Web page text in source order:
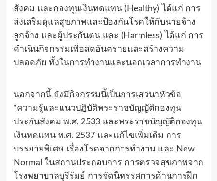
สังคม และกองทุนเงินทดแทน (Healthy) ได้แก่ การ
ส่งเสริมดูแลสุขภาพและป้องกันโรคให้กับนายจ้าง
ลูกจ้าง และผู้ประกันตน และ (Harmless) ได้แก่ การ
ดำเนินกิจกรรมเพื่อลดอันตรายและสร้างความ
ปลอดภัย ทั้งในการทำงานและนอกเวลาการทำงาน
นอกจากนี้ ยังมีกิจกรรมนี้เป็นการเสวนาหัวข้อ
“ความรู้และแนวปฏิบัติพระราชบัญญัติกองทุน
ประกันสังคม พ.ศ. 2533 และพระราชบัญญัติกองทุน
เงินทดแทน พ.ศ. 2537 และแก้ไขเพิ่มเติม การ
บรรยายพิเศษ เรื่องโรคจากการทำงาน และ New
Normal ในสถานประกอบการ การตรวจสุขภาพจาก
โรงพยาบาลบุรีรัมย์ การจัดนิทรรศการด้านการฝึก